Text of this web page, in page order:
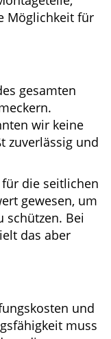
andere
verwenden.
das
Einsatz.
(Ski,
kein
und Stein
fest.
Möglichkeit
gesamten
wir keine